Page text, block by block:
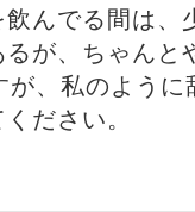
んでる間は、
が、ちゃんと
が、私のように
ださい。